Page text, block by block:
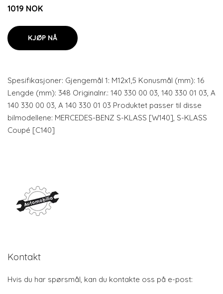
1019 NOK
KJØP NÅ
Spesifikasjoner: Gjengemål 1: M12x1,5 Konusmål (mm): 16
Lengde (mm): 348 Originalnr.: 140 330 00 03, 140 330 01 03, A
140 330 00 03, A 140 330 01 03 Produktet passer til disse
bilmodellene: MERCEDES-BENZ S-KLASS [W140], S-KLASS
Coupé [C140]
Kontakt
Hvis du har spørsmål, kan du kontakte oss på e-post: